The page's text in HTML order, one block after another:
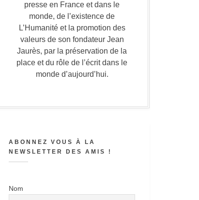
presse en France et dans le
monde, de l’existence de
L’Humanité et la promotion des
valeurs de son fondateur Jean
Jaurès, par la préservation de la
place et du rôle de l’écrit dans le
monde d’aujourd’hui.
ABONNEZ VOUS À LA
NEWSLETTER DES AMIS !
Nom